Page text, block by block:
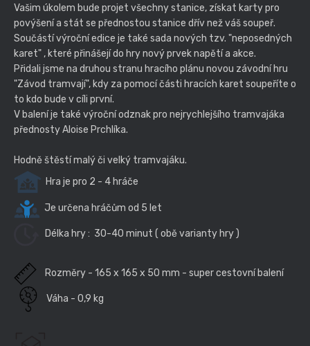
Vašim úkolem bude projet všechny stanice, získat karty pro
povýšení a stát se přednostou stanice dřív než váš soupeř.
Součástí výroční edice je také sada nových tzv. "neposedných
karet" , které přinášejí do hry nový prvek napětí a akce.
Přidali jsme na druhou stranu hracího plánu novou závodní hru
"Závod tramvají", kdy za pomocí části hracích karet soupeříte o
to kdo bude v cíli první.
V balení je také výroční odznak pro nejrychlejšího tramvajáka
přednosty Aloise Prchlíka.
Hodně štěstí malý či velký tramvajáku.
Hra je pro 2 - 4 hráče
Je určena hráčům od 5 let
Délka hry : 30-40 minut ( obě varianty hry )
Rozměry - 165 x 165 x 50 mm - super cestovní balení
Váha - 0,9 kg